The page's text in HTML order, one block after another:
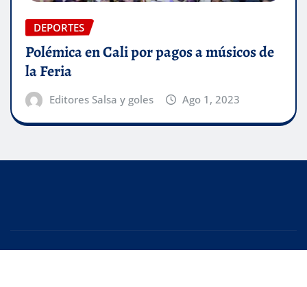
DEPORTES
Polémica en Cali por pagos a músicos de
la Feria
Editores Salsa y goles Ago 1, 2023